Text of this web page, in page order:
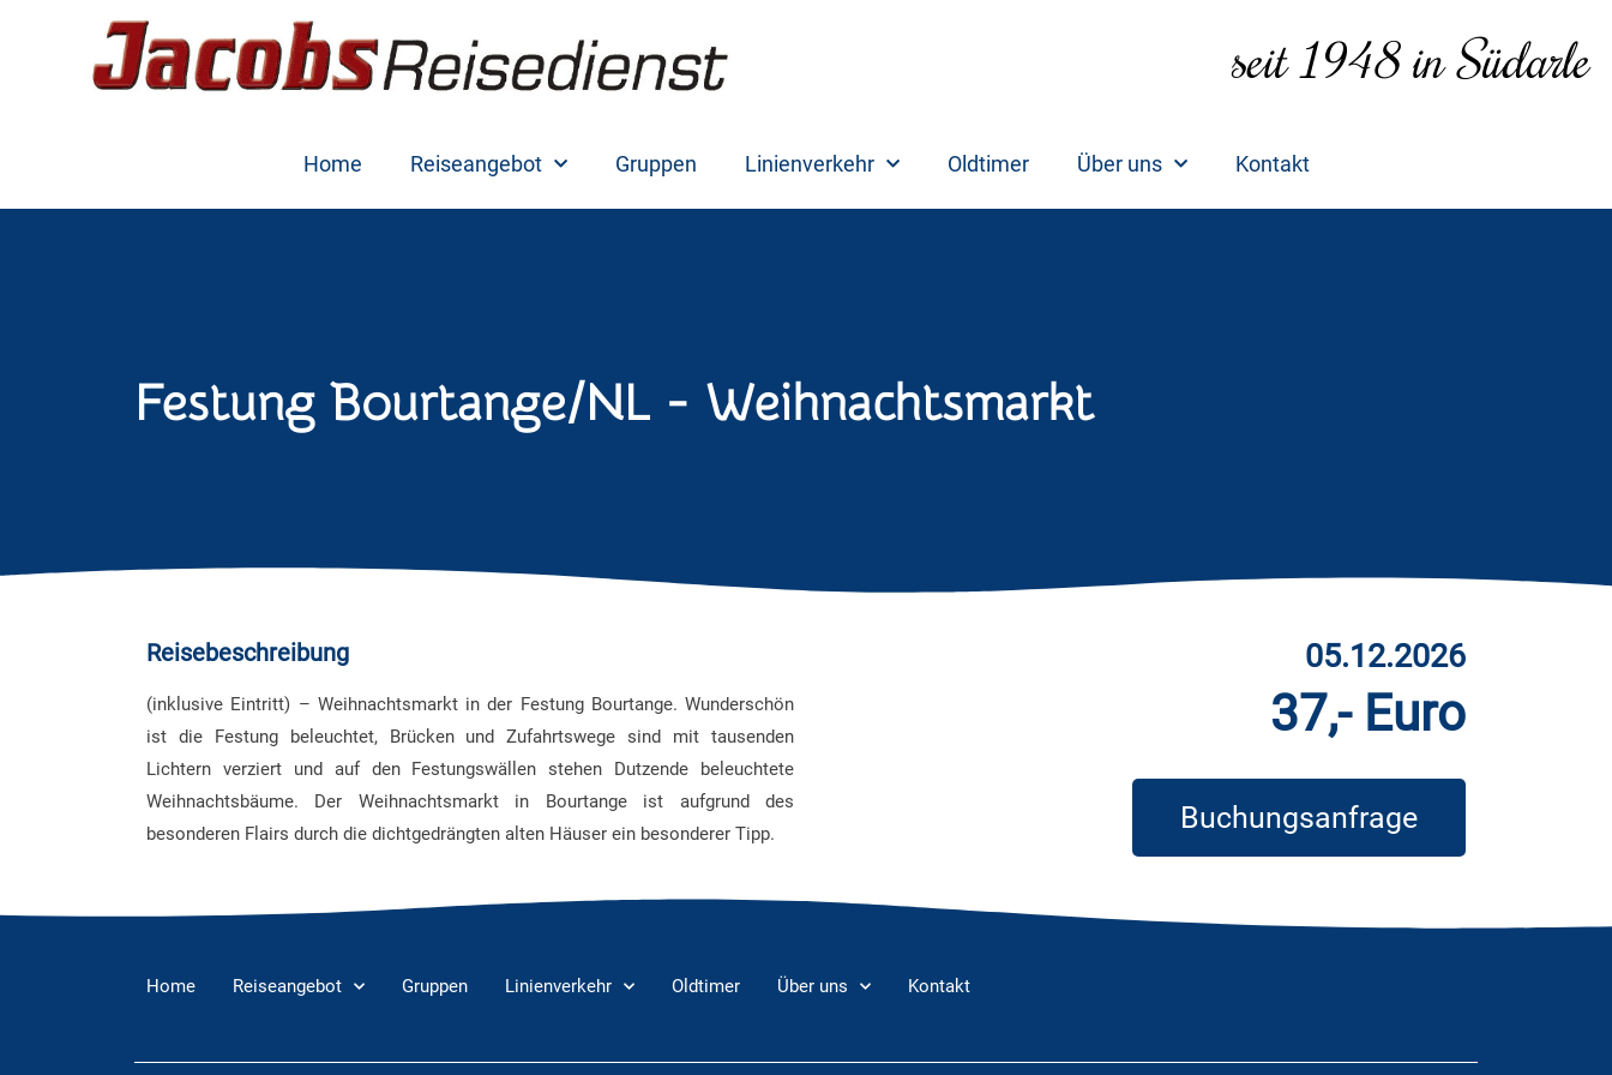
seit 1948 in Südarle
Home Reiseangebot Gruppen Linienverkehr Oldtimer Über uns Kontakt
Festung Bourtange/NL - Weihnachtsmarkt
Reisebeschreibung
(inklusive Eintritt) – Weihnachtsmarkt in der Festung Bourtange. Wunderschön
ist die Festung beleuchtet, Brücken und Zufahrtswege sind mit tausenden
Lichtern verziert und auf den Festungswällen stehen Dutzende beleuchtete
Weihnachtsbäume. Der Weihnachtsmarkt in Bourtange ist aufgrund des
besonderen Flairs durch die dichtgedrängten alten Häuser ein besonderer Tipp.
05.12.2026
37,- Euro
Buchungsanfrage
Home Reiseangebot Gruppen Linienverkehr Oldtimer Über uns Kontakt